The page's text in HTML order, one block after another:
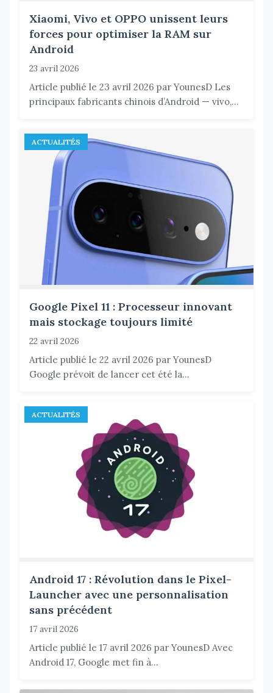
Xiaomi, Vivo et OPPO unissent leurs
forces pour optimiser la RAM sur
Android
23 avril 2026
Article publié le 23 avril 2026 par YounesD Les
principaux fabricants chinois d’Android — vivo,...
ACTUALITÉS
Google Pixel 11 : Processeur innovant
mais stockage toujours limité
22 avril 2026
Article publié le 22 avril 2026 par YounesD
Google prévoit de lancer cet été la...
ACTUALITÉS
Android 17 : Révolution dans le Pixel-
Launcher avec une personnalisation
sans précédent
17 avril 2026
Article publié le 17 avril 2026 par YounesD Avec
Android 17, Google met fin à...